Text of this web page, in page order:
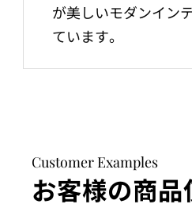
が美しいモダンイン
ています。
Customer Examples
お客様の商品